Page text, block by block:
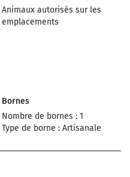
Animaux autorisés sur les
emplacements
Bornes
Nombre de bornes : 1
Type de borne : Artisanale